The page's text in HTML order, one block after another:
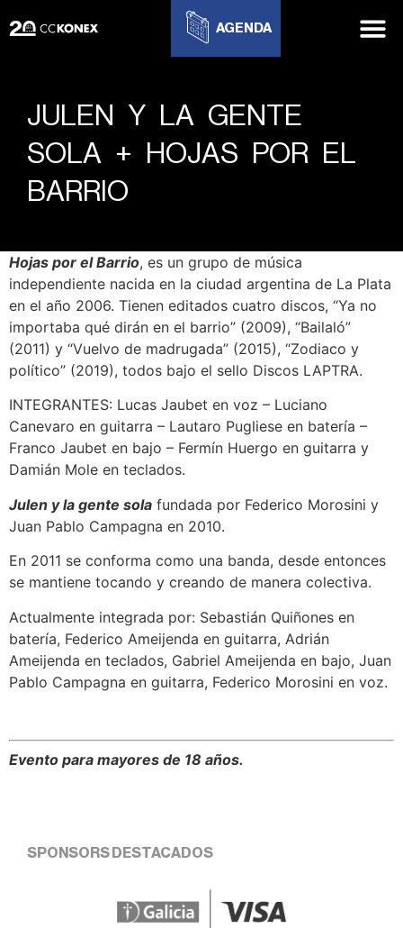
AGENDA
JULEN Y LA GENTE
SOLA + HOJAS POR EL
BARRIO
Hojas por el Barrio, es un grupo de música
independiente nacida en la ciudad argentina de La Plata
en el año 2006. Tienen editados cuatro discos, “Ya no
importaba qué dirán en el barrio” (2009), “Bailaló”
(2011) y “Vuelvo de madrugada” (2015), “Zodiaco y
político” (2019), todos bajo el sello Discos LAPTRA.
INTEGRANTES: Lucas Jaubet en voz – Luciano
Canevaro en guitarra – Lautaro Pugliese en batería –
Franco Jaubet en bajo – Fermín Huergo en guitarra y
Damián Mole en teclados.
Julen y la gente sola fundada por Federico Morosini y
Juan Pablo Campagna en 2010.
En 2011 se conforma como una banda, desde entonces
se mantiene tocando y creando de manera colectiva.
Actualmente integrada por: Sebastián Quiñones en
batería, Federico Ameijenda en guitarra, Adrián
Ameijenda en teclados, Gabriel Ameijenda en bajo, Juan
Pablo Campagna en guitarra, Federico Morosini en voz.
Evento para mayores de 18 años.
SPONSORS DESTACADOS